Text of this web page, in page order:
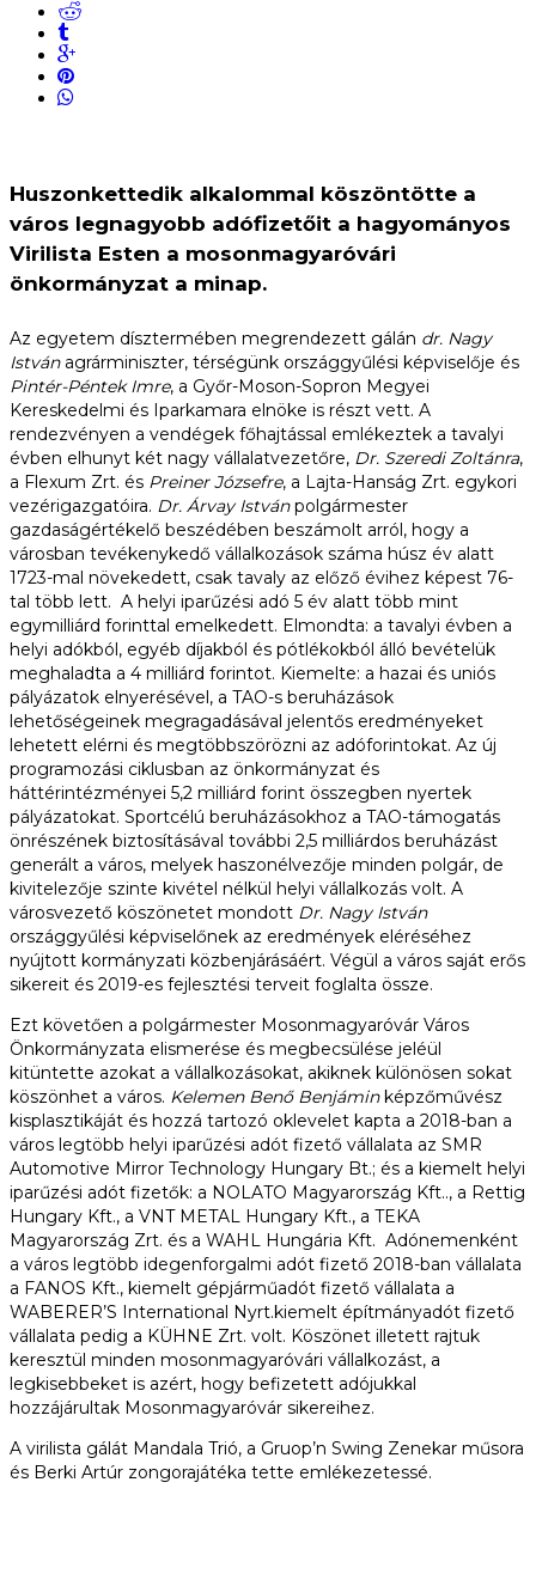
Huszonkettedik alkalommal köszöntötte a
város legnagyobb adófizetőit a hagyományos
Virilista Esten a mosonmagyaróvári
önkormányzat a minap.
Az egyetem dísztermében megrendezett gálán dr. Nagy
Istvánagrárminiszter, térségünk országgyűlési képviselője és
Pintér-Péntek Imre, a Győr-Moson-Sopron Megyei
Kereskedelmi és Iparkamara elnöke is részt vett. A
rendezvényen a vendégek főhajtással emlékeztek a tavalyi
évben elhunyt két nagy vállalatvezetőre, Dr. Szeredi Zoltánra,
a Flexum Zrt. és Preiner Józsefre, a Lajta-Hanság Zrt. egykori
vezérigazgatóira. Dr. Árvay Istvánpolgármester
gazdaságértékelő beszédében beszámolt arról, hogy a
városban tevékenykedő vállalkozások száma húsz év alatt
1723-mal növekedett, csak tavaly az előző évihez képest 76-
tal több lett. A helyi iparűzési adó 5 év alatt több mint
egymilliárd forinttal emelkedett. Elmondta: a tavalyi évben a
helyi adókból, egyéb díjakból és pótlékokból álló bevételük
meghaladta a 4 milliárd forintot. Kiemelte: a hazai és uniós
pályázatok elnyerésével, a TAO-s beruházások
lehetőségeinek megragadásával jelentős eredményeket
lehetett elérni és megtöbbszörözni az adóforintokat. Az új
programozási ciklusban az önkormányzat és
háttérintézményei 5,2 milliárd forint összegben nyertek
pályázatokat. Sportcélú beruházásokhoz a TAO-támogatás
önrészének biztosításával további 2,5 milliárdos beruházást
generált a város, melyek haszonélvezője minden polgár, de
kivitelezője szinte kivétel nélkül helyi vállalkozás volt. A
városvezető köszönetet mondott Dr. Nagy István
országgyűlési képviselőnek az eredmények eléréséhez
nyújtott kormányzati közbenjárásáért. Végül a város saját erős
sikereit és 2019-es fejlesztési terveit foglalta össze.
Ezt követően a polgármester Mosonmagyaróvár Város
Önkormányzata elismerése és megbecsülése jeléül
kitüntette azokat a vállalkozásokat, akiknek különösen sokat
köszönhet a város. Kelemen Benő Benjáminképzőművész
kisplasztikáját és hozzá tartozó oklevelet kapta a 2018-ban a
város legtöbb helyi iparűzési adót fizető vállalata az SMR
Automotive Mirror Technology Hungary Bt.; és a kiemelt helyi
iparűzési adót fizetők: a NOLATO Magyarország Kft.., a Rettig
Hungary Kft., a VNT METAL Hungary Kft., a TEKA
Magyarország Zrt. és a WAHL Hungária Kft. Adónemenként
a város legtöbb idegenforgalmi adót fizető 2018-ban vállalata
a FANOS Kft., kiemelt gépjárműadót fizető vállalata a
WABERER’S International Nyrt.kiemelt építmányadót fizető
vállalata pedig a KÜHNE Zrt. volt. Köszönet illetett rajtuk
keresztül minden mosonmagyaróvári vállalkozást, a
legkisebbeket is azért, hogy befizetett adójukkal
hozzájárultak Mosonmagyaróvár sikereihez.
A virilista gálát Mandala Trió, a Gruop’n Swing Zenekar műsora
és Berki Artúr zongorajátéka tette emlékezetessé.